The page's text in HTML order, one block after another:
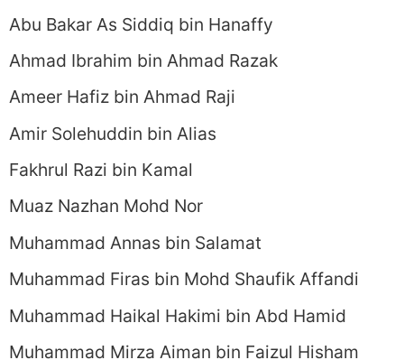
Abu Bakar As Siddiq bin Hanaffy
Ahmad Ibrahim bin Ahmad Razak
Ameer Hafiz bin Ahmad Raji
Amir Solehuddin bin Alias
Fakhrul Razi bin Kamal
Muaz Nazhan Mohd Nor
Muhammad Annas bin Salamat
Muhammad Firas bin Mohd Shaufik Affandi
Muhammad Haikal Hakimi bin Abd Hamid
Muhammad Mirza Aiman bin Faizul Hisham